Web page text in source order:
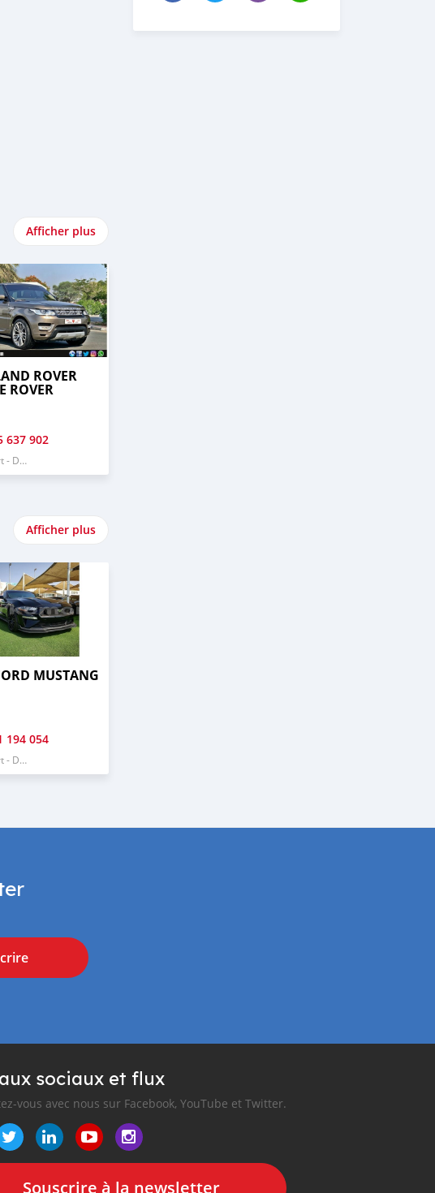
Afficher plus
ROVER
ROVER
637 902
Afficher plus
MUSTANG
194 054
sociaux et flux
vous avec nous sur Facebook, YouTube et Twitter.
Souscrire à la newsletter